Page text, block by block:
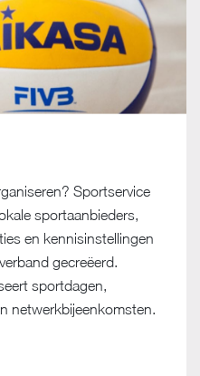
Sportservice
sportaanbieders,
en kennisinstellingen
gecreëerd.
sportdagen,
netwerkbijeenkomsten.